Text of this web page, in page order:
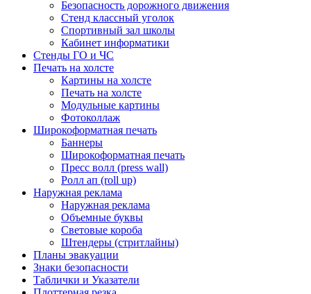
Безопасность дорожного движения
Стенд классный уголок
Спортивный зал школы
Кабинет информатики
Стенды ГО и ЧС
Печать на холсте
Картины на холсте
Печать на холсте
Модульные картины
Фотоколлаж
Широкоформатная печать
Баннеры
Широкоформатная печать
Пресс волл (press wall)
Ролл ап (roll up)
Наружная реклама
Наружная реклама
Объемные буквы
Световые короба
Штендеры (стритлайны)
Планы эвакуации
Знаки безопасности
Таблички и Указатели